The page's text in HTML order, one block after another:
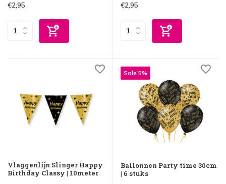
€2,95 €2,95
Vlaggenlijn Slinger Happy
Birthday Classy | 10meter
Sale 5%
Ballonnen Party time 30cm
| 6 stuks